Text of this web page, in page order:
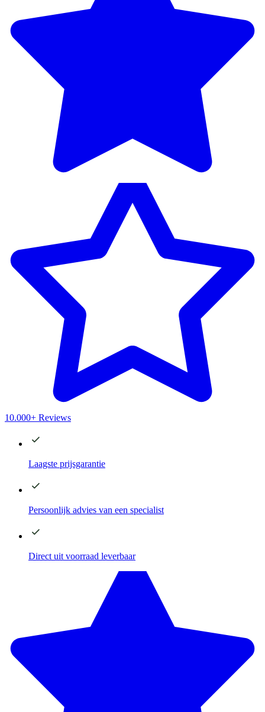
10.000+ Reviews
Laagste prijsgarantie
Persoonlijk advies van een specialist
Direct uit voorraad leverbaar